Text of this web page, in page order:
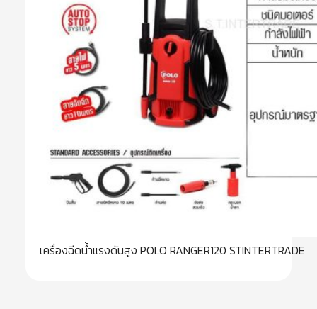
เครื่องฉีดน้ำแรงดันสูง POLO RANGER120 STINTERTRADE